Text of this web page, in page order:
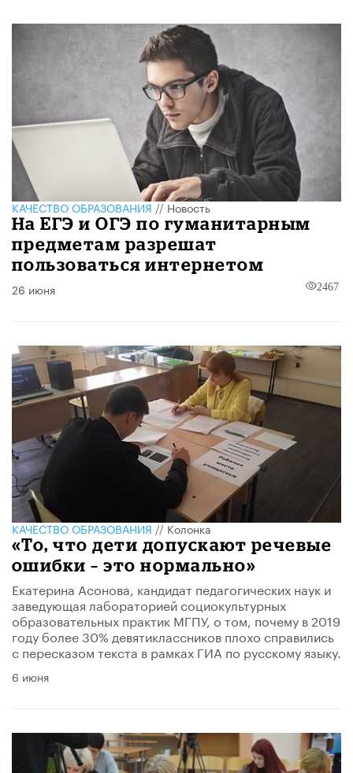
КАЧЕСТВО ОБРАЗОВАНИЯ//Новость
На ЕГЭ и ОГЭ по гуманитарным
предметам разрешат
пользоваться интернетом
26 июня 2467
КАЧЕСТВО ОБРАЗОВАНИЯ//Колонка
«То, что дети допускают речевые
ошибки – это нормально»
Екатерина Асонова, кандидат педагогических наук и
заведующая лабораторией социокультурных
образовательных практик МГПУ, о том, почему в 2019
году более 30% девятиклассников плохо справились
с пересказом текста в рамках ГИА по русскому языку.
6 июня